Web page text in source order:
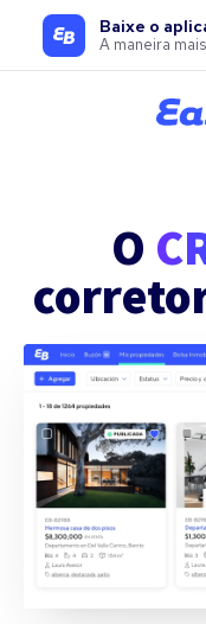
Baixe o
A maneira
O